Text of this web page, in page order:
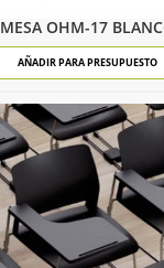
MESA OHM-17
AÑADIR PARA PRESUPUESTO